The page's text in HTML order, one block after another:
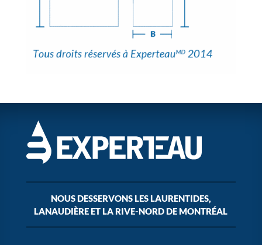
NOUS DESSERVONS LES LAURENTIDES,
LANAUDIÈRE ET LA RIVE-NORD DE MONTRÉAL